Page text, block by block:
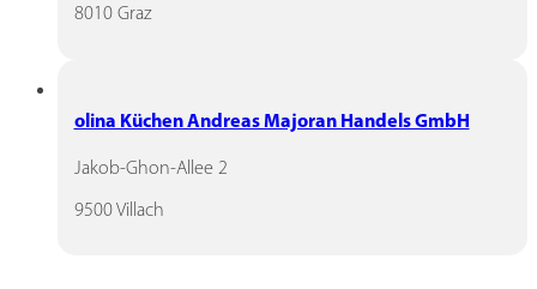
8010 Graz
olina Küchen Andreas Majoran Handels GmbH
Jakob-Ghon-Allee 2
9500 Villach